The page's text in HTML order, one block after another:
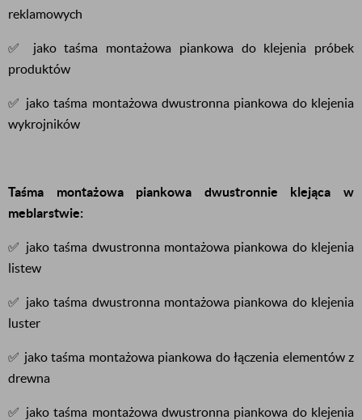
reklamowych
✅ jako taśma montażowa piankowa do klejenia próbek
produktów
✅ jako taśma montażowa dwustronna piankowa do klejenia
wykrojników
Taśma montażowa piankowa dwustronnie klejąca w
meblarstwie:
✅ jako taśma dwustronna montażowa piankowa do klejenia
listew
✅ jako taśma dwustronna montażowa piankowa do klejenia
luster
✅ jako taśma montażowa piankowa do łączenia elementów z
drewna
✅ jako taśma montażowa dwustronna piankowa do klejenia